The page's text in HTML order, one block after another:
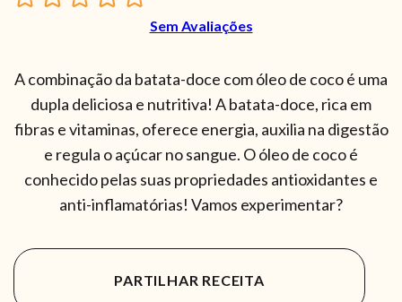
Sem Avaliações
A combinação da batata-doce com óleo de coco é uma
dupla deliciosa e nutritiva! A batata-doce, rica em
fibras e vitaminas, oferece energia, auxilia na digestão
e regula o açúcar no sangue. O óleo de coco é
conhecido pelas suas propriedades antioxidantes e
anti-inflamatórias! Vamos experimentar?
PARTILHAR RECEITA